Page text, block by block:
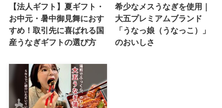
【法人ギフト】夏ギフト・
お中元・暑中御見舞におす
すめ！取引先に喜ばれる国
産うなぎギフトの選び方
希少なメスうなぎを使用｜
大五プレミアムブランド
「うなっ娘（うなっこ）」
のおいしさ